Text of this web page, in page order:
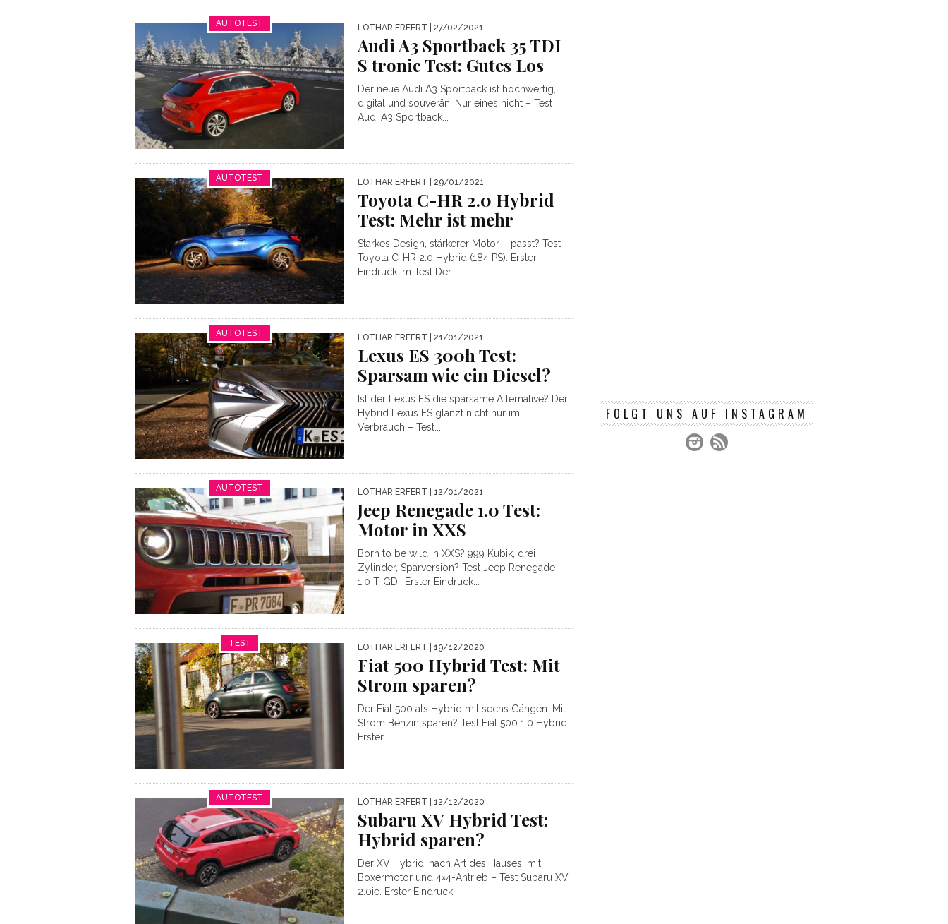
AUTOTEST LOTHAR ERFERT | 27/02/2021
Audi A3 Sportback 35 TDI
S tronic Test: Gutes Los
Der neue Audi A3 Sportback ist hochwertig,
digital und souverän. Nur eines nicht – Test
Audi A3 Sportback...
AUTOTEST LOTHAR ERFERT | 29/01/2021
Toyota C-HR 2.0 Hybrid
Test: Mehr ist mehr
Starkes Design, stärkerer Motor – passt? Test
Toyota C-HR 2.0 Hybrid (184 PS). Erster
Eindruck im Test Der...
AUTOTEST LOTHAR ERFERT | 21/01/2021
Lexus ES 300h Test:
Sparsam wie ein Diesel?
Ist der Lexus ES die sparsame Alternative? Der
Hybrid Lexus ES glänzt nicht nur im
Verbrauch – Test...
AUTOTEST LOTHAR ERFERT | 12/01/2021
Jeep Renegade 1.0 Test:
Motor in XXS
Born to be wild in XXS? 999 Kubik, drei
Zylinder, Sparversion? Test Jeep Renegade
1.0 T-GDI. Erster Eindruck...
TEST LOTHAR ERFERT | 19/12/2020
Fiat 500 Hybrid Test: Mit
Strom sparen?
Der Fiat 500 als Hybrid mit sechs Gängen: Mit
Strom Benzin sparen? Test Fiat 500 1.0 Hybrid.
Erster...
AUTOTEST LOTHAR ERFERT | 12/12/2020
Subaru XV Hybrid Test:
Hybrid sparen?
Der XV Hybrid: nach Art des Hauses, mit
Boxermotor und 4×4-Antrieb – Test Subaru XV
2.0ie. Erster Eindruck...
FOLGT UNS AUF INSTAGRAM